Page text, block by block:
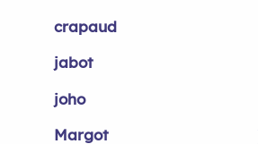
crapaud
jabot
joho
Margot